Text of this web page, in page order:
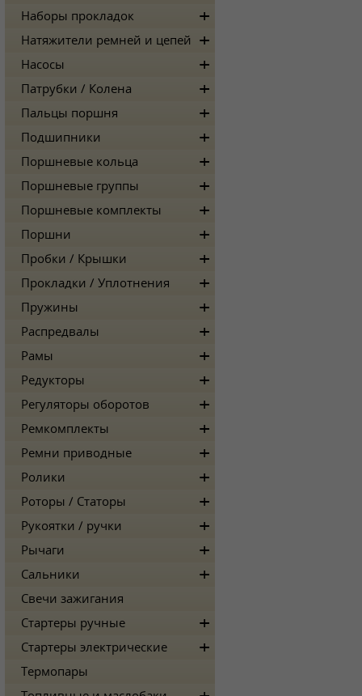
Наборы прокладок
Натяжители ремней и цепей
Насосы
Патрубки / Колена
Пальцы поршня
Подшипники
Поршневые кольца
Поршневые группы
Поршневые комплекты
Поршни
Пробки / Крышки
Прокладки / Уплотнения
Пружины
Распредвалы
Рамы
Редукторы
Регуляторы оборотов
Ремкомплекты
Ремни приводные
Ролики
Роторы / Статоры
Рукоятки / ручки
Рычаги
Сальники
Свечи зажигания
Стартеры ручные
Стартеры электрические
Термопары